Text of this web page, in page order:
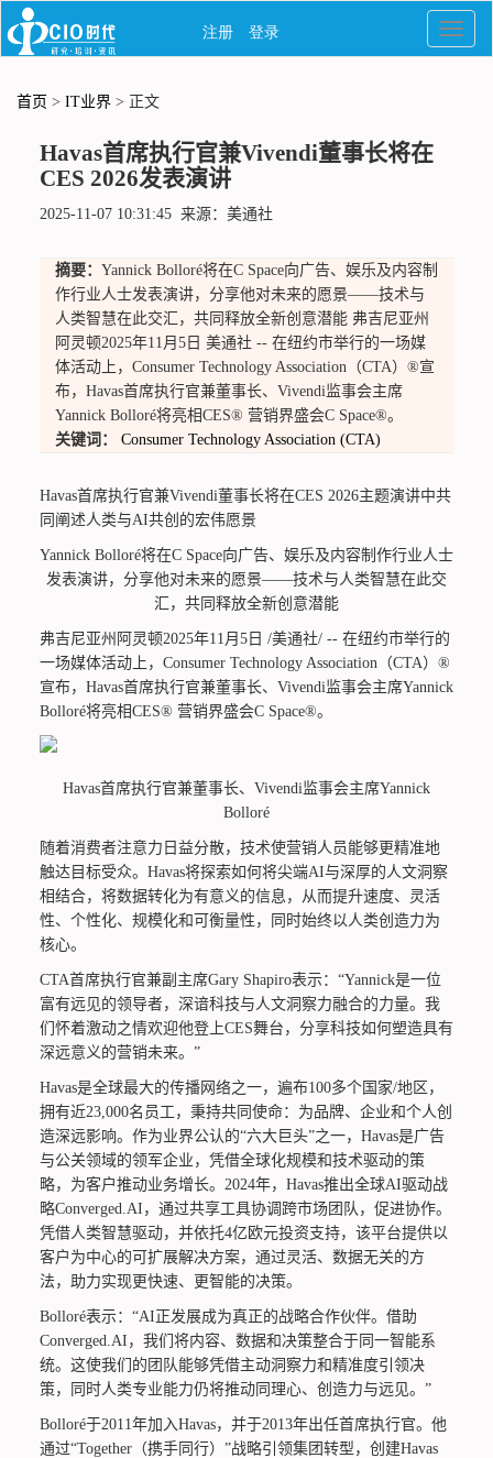
首页 > IT业界 > 正文
Havas首席执行官兼Vivendi董事长将在
CES 2026发表演讲
2025-11-07 10:31:45 来源：美通社
摘要： Yannick Bolloré将在C Space向广告、娱乐及内容制
作行业人士发表演讲，分享他对未来的愿景——技术与
人类智慧在此交汇，共同释放全新创意潜能 弗吉尼亚州
阿灵顿2025年11月5日 美通社 -- 在纽约市举行的一场媒
体活动上，Consumer Technology Association（CTA）®宣
布，Havas首席执行官兼董事长、Vivendi监事会主席
Yannick Bolloré将亮相CES® 营销界盛会C Space®。
关键词：
Consumer Technology Association (CTA)
Havas首席执行官兼Vivendi董事长将在CES 2026主题演讲中共
同阐述人类与AI共创的宏伟愿景
Yannick Bolloré将在C Space向广告、娱乐及内容制作行业人士
发表演讲，分享他对未来的愿景——技术与人类智慧在此交
汇，共同释放全新创意潜能
弗吉尼亚州阿灵顿2025年11月5日 /美通社/ -- 在纽约市举行的
一场媒体活动上，Consumer Technology Association（CTA）®
宣布，Havas首席执行官兼董事长、Vivendi监事会主席Yannick
Bolloré将亮相CES® 营销界盛会C Space®。
Havas首席执行官兼董事长、Vivendi监事会主席Yannick
Bolloré
随着消费者注意力日益分散，技术使营销人员能够更精准地
触达目标受众。Havas将探索如何将尖端AI与深厚的人文洞察
相结合，将数据转化为有意义的信息，从而提升速度、灵活
性、个性化、规模化和可衡量性，同时始终以人类创造力为
核心。
CTA首席执行官兼副主席Gary Shapiro表示：“Yannick是一位
富有远见的领导者，深谙科技与人文洞察力融合的力量。我
们怀着激动之情欢迎他登上CES舞台，分享科技如何塑造具有
深远意义的营销未来。”
Havas是全球最大的传播网络之一，遍布100多个国家/地区，
拥有近23,000名员工，秉持共同使命：为品牌、企业和个人创
造深远影响。作为业界公认的“六大巨头”之一，Havas是广告
与公关领域的领军企业，凭借全球化规模和技术驱动的策
略，为客户推动业务增长。2024年，Havas推出全球AI驱动战
略Converged.AI，通过共享工具协调跨市场团队，促进协作。
凭借人类智慧驱动，并依托4亿欧元投资支持，该平台提供以
客户为中心的可扩展解决方案，通过灵活、数据无关的方
法，助力实现更快速、更智能的决策。
Bolloré表示：“AI正发展成为真正的战略合作伙伴。借助
Converged.AI，我们将内容、数据和决策整合于同一智能系
统。这使我们的团队能够凭借主动洞察力和精准度引领决
策，同时人类专业能力仍将推动同理心、创造力与远见。”
Bolloré于2011年加入Havas，并于2013年出任首席执行官。他
通过“Together（携手同行）”战略引领集团转型，创建Havas